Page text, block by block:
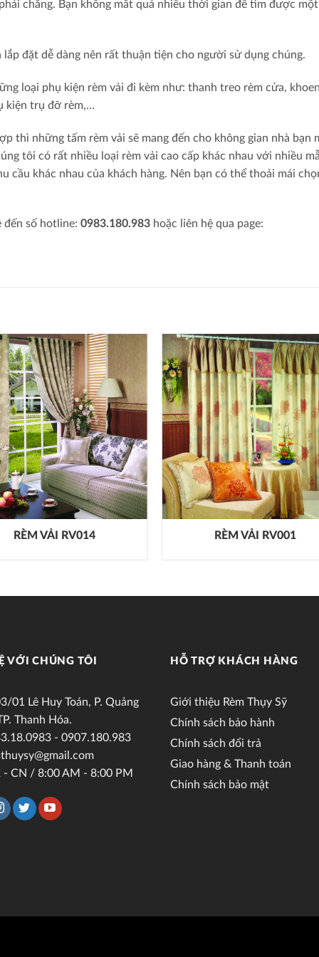
chăng. Bạn không mất quá nhiều thời gian để tìm được
đặt dễ dàng nên rất thuận tiện cho người sử dụng chúng.
loại phụ kiện rèm vải đi kèm như: thanh treo rèm cửa,
kiện trụ đỡ rèm,…
thì những tấm rèm vải sẽ mang đến cho không gian nhà bạn
tôi có rất nhiều loại rèm vải cao cấp khác nhau với nhiều
cầu khác nhau của khách hàng. Nên bạn có thể thoải mái
số hotline: 0983.180.983 hoặc liên hệ qua page:
RÈM VẢI RV014 RÈM VẢI RV001
VỚI CHÚNG TÔI
01 Lê Huy Toán, P. Quảng
Thanh Hóa.
- 0907.180.983
CN / 8:00 AM - 8:00 PM
HỖ TRỢ KHÁCH HÀNG
Giới thiệu Rèm Thụy Sỹ
Chính sách bảo hành
Chính sách đổi trả
Giao hàng & Thanh toán
Chính sách bảo mật